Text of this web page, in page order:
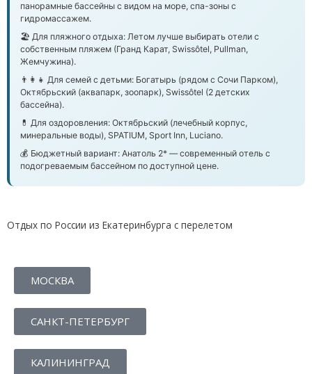
панорамные бассейны с видом на море, спа-зоны с
гидромассажем.
🏖️ Для пляжного отдыха: Летом лучше выбирать отели с
собственным пляжем (Гранд Карат, Swissôtel, Pullman,
Жемчужина).
👨‍👩‍👧 Для семей с детьми: Богатырь (рядом с Сочи Парком),
Октябрьский (аквапарк, зоопарк), Swissôtel (2 детских
бассейна).
💊 Для оздоровления: Октябрьский (лечебный корпус,
минеральные воды), SPATIUM, Sport Inn, Luciano.
💰 Бюджетный вариант: Анатоль 2* — современный отель с
подогреваемым бассейном по доступной цене.
Отдых по России из Екатеринбурга с перелетом
МОСКВА
САНКТ-ПЕТЕРБУРГ
КАЛИНИНГРАД